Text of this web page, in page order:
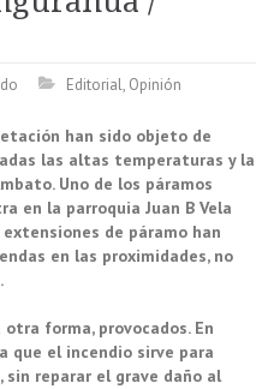
Editorial, Opinión
han sido objeto de
las altas temperaturas y la
Uno de los páramos
en la parroquia Juan B Vela
de páramo han
en las proximidades, no
forma, provocados. En
que el incendio sirve para
reparar el grave daño al